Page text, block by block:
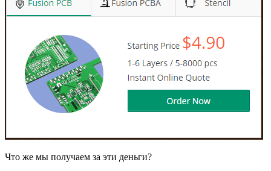
Что же мы получаем за эти деньги?